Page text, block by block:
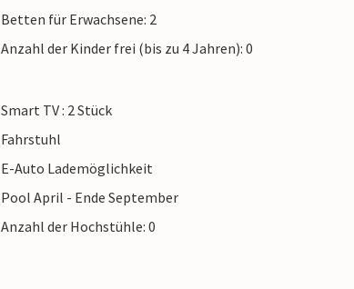
Betten für Erwachsene: 2
Anzahl der Kinder frei (bis zu 4 Jahren): 0
Smart TV : 2 Stück
Fahrstuhl
E-Auto Lademöglichkeit
Pool April - Ende September
Anzahl der Hochstühle: 0